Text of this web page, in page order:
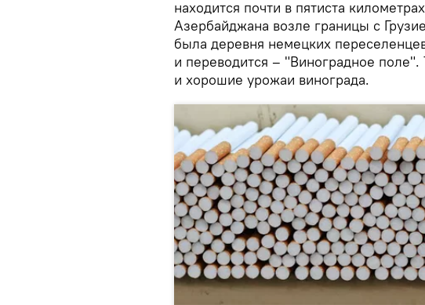
находится почти в пятиста
Азербайджана возле границы с
была деревня немецких
и переводится – "Виноградное поле".
и хорошие урожаи винограда.